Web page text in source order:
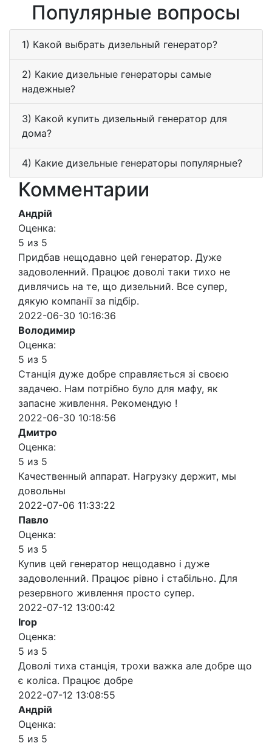
Популярные вопросы
1) Какой выбрать дизельный генератор?
2) Какие дизельные генераторы самые
надежные?
3) Какой купить дизельный генератор для
дома?
4) Какие дизельные генераторы популярные?
Комментарии
Андрій
Оценка:
5 из 5
Придбав нещодавно цей генератор. Дуже
задоволенний. Працює доволі таки тихо не
дивлячись на те, що дизельний. Все супер,
дякую компанії за підбір.
2022-06-30 10:16:36
Володимир
Оценка:
5 из 5
Станція дуже добре справляється зі своєю
задачею. Нам потрібно було для мафу, як
запасне живлення. Рекомендую !
2022-06-30 10:18:56
Дмитро
Оценка:
5 из 5
Качественный аппарат. Нагрузку держит, мы
довольны
2022-07-06 11:33:22
Павло
Оценка:
5 из 5
Купив цей генератор нещодавно і дуже
задоволенний. Працює рівно і стабільно. Для
резервного живлення просто супер.
2022-07-12 13:00:42
Ігор
Оценка:
5 из 5
Доволі тиха станція, трохи важка але добре що
є коліса. Працює добре
2022-07-12 13:08:55
Андрій
Оценка:
5 из 5